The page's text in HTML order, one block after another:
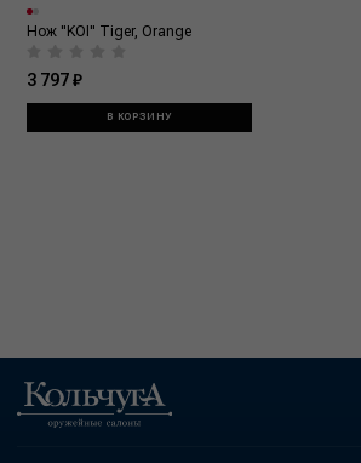
Нож "KOI" Tiger, Orange
3 797 ₽
В КОРЗИНУ